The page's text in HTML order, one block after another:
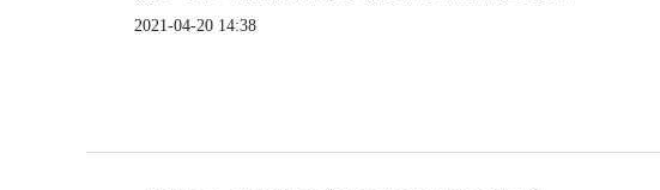
2021-04-20 14:38